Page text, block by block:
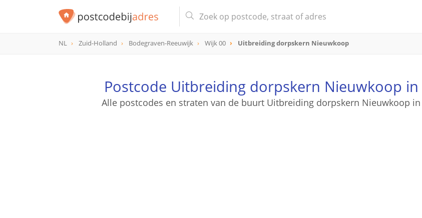
NL Zuid-Holland Bodegraven-Reeuwijk Wijk 00 Uitbreiding dorpskern Nieuwkoop
Postcode Uitbreiding dorpskern Nieuwkoop
Alle postcodes en straten van de buurt Uitbreiding dorpskern Nieuwkoop